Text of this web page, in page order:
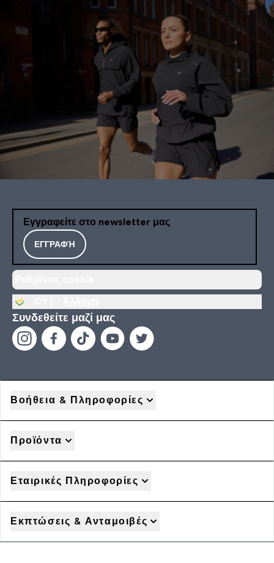
Εγγραφείτε στο newsletter μας
ΕΓΓΡΑΦΉ
Συνδεθείτε μαζί μας
Βοήθεια & Πληροφορίες
Προϊόντα
Εταιρικές Πληροφορίες
Εκπτώσεις & Ανταμοιβές